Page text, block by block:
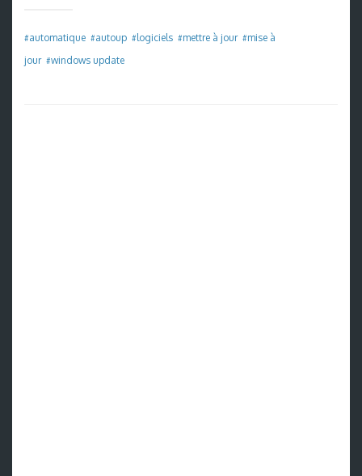
#automatique #autoup #logiciels #mettre à jour #mise à
jour #windows update